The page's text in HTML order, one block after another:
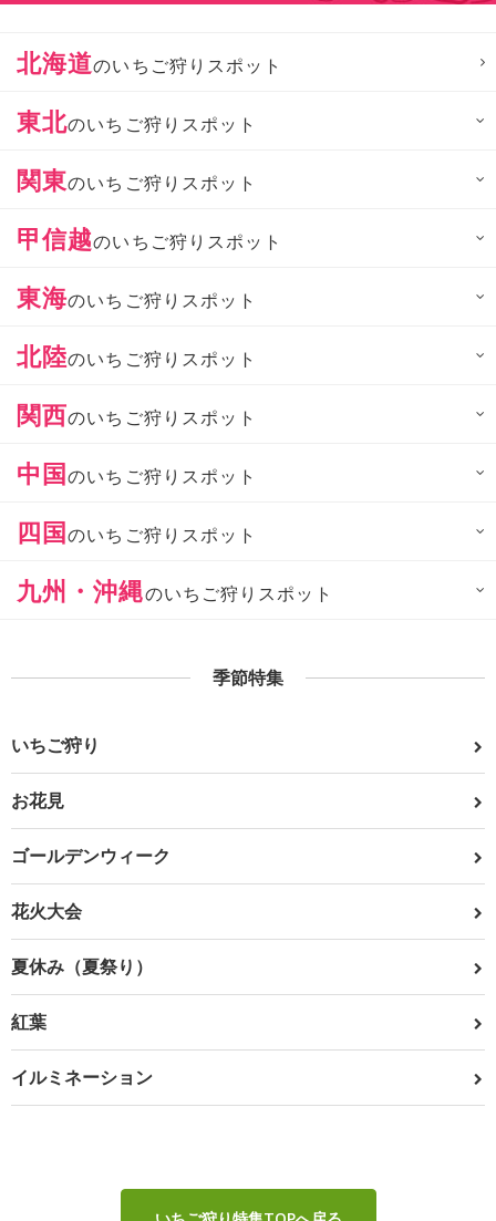
北海道のいちご狩りスポット
東北のいちご狩りスポット
関東のいちご狩りスポット
甲信越のいちご狩りスポット
東海のいちご狩りスポット
北陸のいちご狩りスポット
関西のいちご狩りスポット
中国のいちご狩りスポット
四国のいちご狩りスポット
九州・沖縄のいちご狩りスポット
季節特集
いちご狩り
お花見
ゴールデンウィーク
花火大会
夏休み（夏祭り）
紅葉
イルミネーション